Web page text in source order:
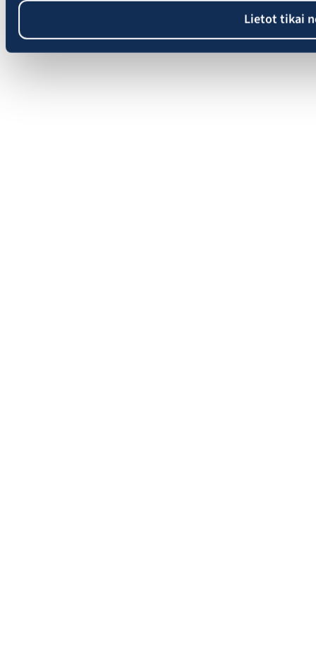
Lietot tikai